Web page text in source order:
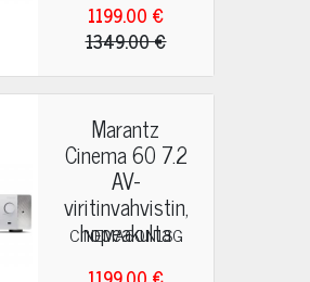
1199.00 €
1349.00 €
Marantz
Cinema 60 7.2
AV-
viritinvahvistin,
hopeakulta
CINEMA60N1SG